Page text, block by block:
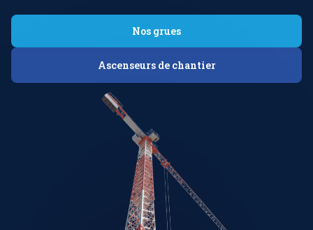
Nos grues
Ascenseurs de chantier